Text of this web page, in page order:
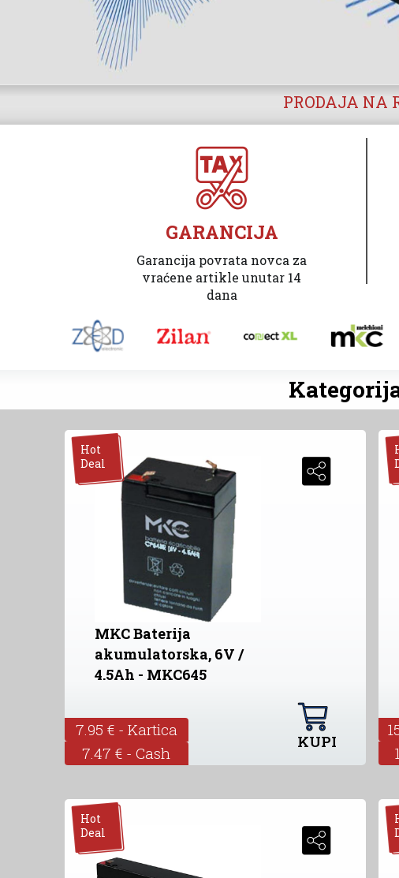
PRODAJA NA
GARANCIJA
Garancija povrata novca za
vraćene artikle unutar 14
dana
Hot
Deal
MKC Baterija
akumulatorska, 6V /
4.5Ah - MKC645
7.95 € - Kartica
7.47 € - Cash
KUPI
Hot
Deal